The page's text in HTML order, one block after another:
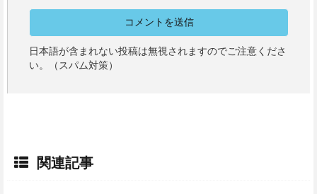
日本語が含まれない投稿は無視されますのでご注意くださ
い。（スパム対策）
関連記事